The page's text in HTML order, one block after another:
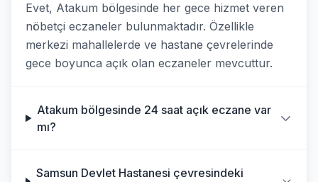
Evet, Atakum bölgesinde her gece hizmet veren
nöbetçi eczaneler bulunmaktadır. Özellikle
merkezi mahallelerde ve hastane çevrelerinde
gece boyunca açık olan eczaneler mevcuttur.
Atakum bölgesinde 24 saat açık eczane var
mı?
Samsun Devlet Hastanesi çevresindeki